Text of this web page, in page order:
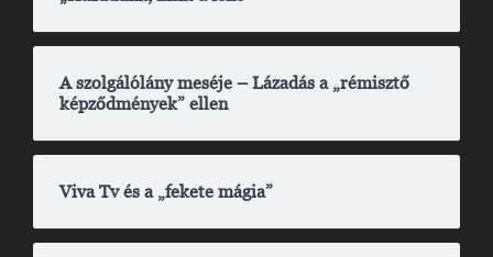
A szolgálólány meséje – Lázadás a „rémisztő
képződmények” ellen
Viva Tv és a „fekete mágia”